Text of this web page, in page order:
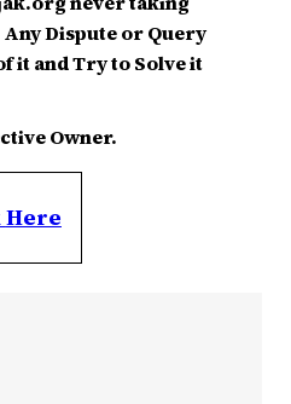
Dispute or Query
it and Try to Solve it
Owner.
Here